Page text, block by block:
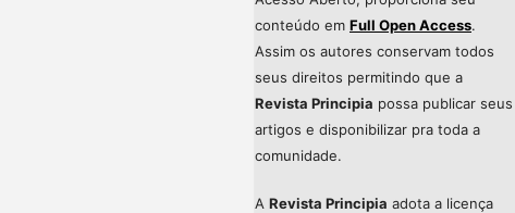
conteúdo em Full Open Access.
Assim os autores conservam todos
seus direitos permitindo que a
Revista Principia possa publicar seus
artigos e disponibilizar pra toda a
comunidade.
A Revista Principia adota a licença